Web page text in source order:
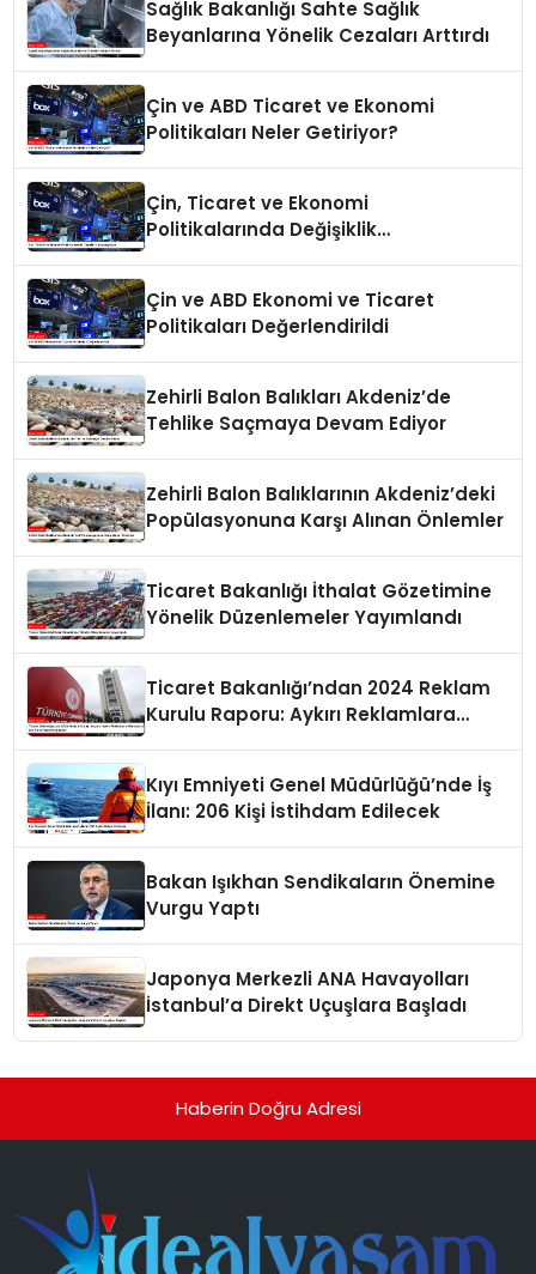
Sağlık Bakanlığı Sahte Sağlık
Beyanlarına Yönelik Cezaları Arttırdı
Çin ve ABD Ticaret ve Ekonomi
Politikaları Neler Getiriyor?
Çin, Ticaret ve Ekonomi
Politikalarında Değişiklik
Çin ve ABD Ekonomi ve Ticaret
Politikaları Değerlendirildi
Zehirli Balon Balıkları Akdeniz’de
Tehlike Saçmaya Devam Ediyor
Zehirli Balon Balıklarının Akdeniz’deki
Popülasyonuna Karşı Alınan Önlemler
Ticaret Bakanlığı İthalat Gözetimine
Yönelik Düzenlemeler Yayımlandı
Ticaret Bakanlığı’ndan 2024 Reklam
Kurulu Raporu: Aykırı Reklamlara
Kıyı Emniyeti Genel Müdürlüğü’nde İş
İlanı: 206 Kişi İstihdam Edilecek
Bakan Işıkhan Sendikaların Önemine
Vurgu Yaptı
Japonya Merkezli ANA Havayolları
İstanbul’a Direkt Uçuşlara Başladı
Haberin Doğru Adresi